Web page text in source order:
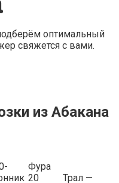
оптимальный
свяжется с вами.
из Абакана
Фура
20
Трал —